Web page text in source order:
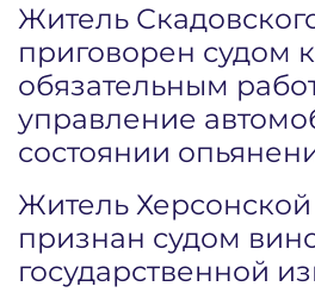
Житель
приговорен судом к
обязательным
управление
состоянии
Житель Херсонской
признан судом
государственной